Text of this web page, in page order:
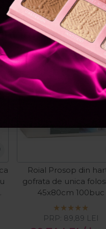
impreuna:
Pret
Roial Prosop din
gofrata de unica
45x80cm 100buc
PRP: 89,89 LEI